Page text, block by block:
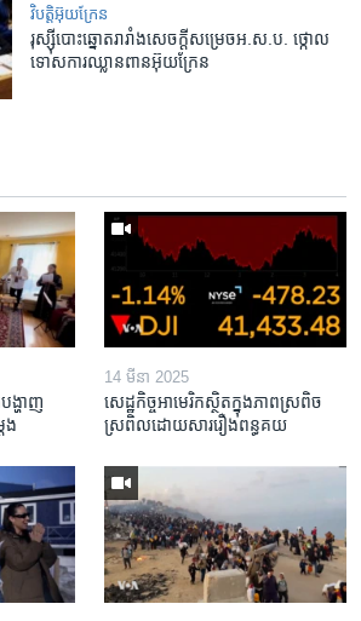
វិបត្តិអ៊ុយក្រែន
រុស្ស៊ី​​បោះឆ្នោត​រារាំង​សេចក្តី​សម្រេច​អ.ស.ប.​ ថ្កោល​
ទោស​ការ​ឈ្លានពាន​អ៊ុយក្រែន
ង្ហាញ​
ង
14 មីនា 2025
សេដ្ឋកិច្ច​អាមេរិក​ស្ថិត​ក្នុង​ភាពស្រពិច
ស្រពិល​ដោយសារ​រឿង​ពន្ធគយ